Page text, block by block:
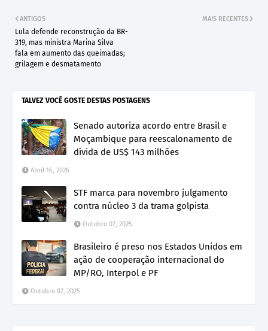
MAIS RECENTES
ANTIGOS
Lula defende reconstrução da BR-
319, mas ministra Marina Silva
fala em aumento das queimadas;
grilagem e desmatamento
TALVEZ VOCÊ GOSTE DESTAS POSTAGENS
Senado autoriza acordo entre Brasil e
Moçambique para reescalonamento de
dívida de US$ 143 milhões
Abril 16, 2026
STF marca para novembro julgamento
contra núcleo 3 da trama golpista
Outubro 07, 2025
Brasileiro é preso nos Estados Unidos em
ação de cooperação internacional do
MP/RO, Interpol e PF
Outubro 07, 2025